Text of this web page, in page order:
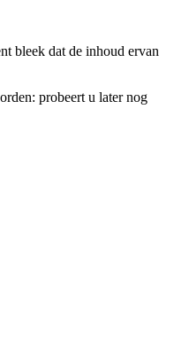
bleek dat de inhoud ervan
probeert u later nog